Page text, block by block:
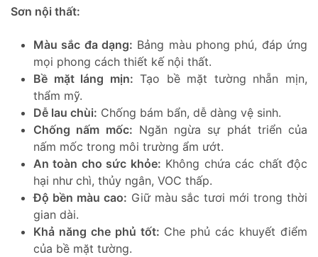
Sơn nội thất:
Màu sắc đa dạng: Bảng màu phong phú, đáp ứng
mọi phong cách thiết kế nội thất.
Bề mặt láng mịn: Tạo bề mặt tường nhẵn mịn,
thẩm mỹ.
Dễ lau chùi: Chống bám bẩn, dễ dàng vệ sinh.
Chống nấm mốc: Ngăn ngừa sự phát triển của
nấm mốc trong môi trường ẩm ướt.
An toàn cho sức khỏe: Không chứa các chất độc
hại như chì, thủy ngân, VOC thấp.
Độ bền màu cao: Giữ màu sắc tươi mới trong thời
gian dài.
Khả năng che phủ tốt: Che phủ các khuyết điểm
của bề mặt tường.